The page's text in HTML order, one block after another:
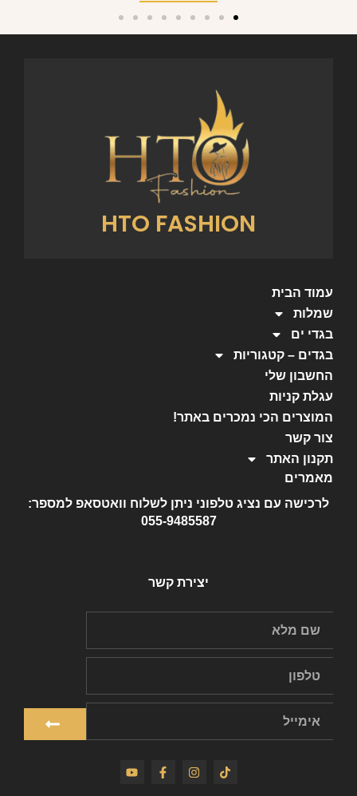
HTO FASHION
עמוד הבית
שמלות
בגדי ים
בגדים – קטגוריות
החשבון שלי
עגלת קניות
המוצרים הכי נמכרים באתר!
צור קשר
תקנון האתר
מאמרים
לרכישה עם נציג טלפוני ניתן לשלוח וואטסאפ למספר:
055-9485587
יצירת קשר